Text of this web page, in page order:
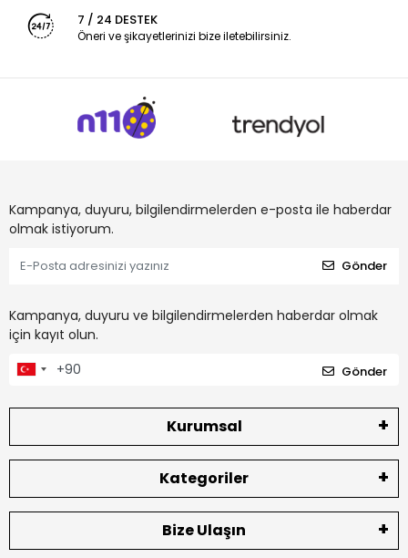
7 / 24 DESTEK
Öneri ve şikayetlerinizi bize iletebilirsiniz.
Kampanya, duyuru, bilgilendirmelerden e-posta ile haberdar
olmak istiyorum.
Gönder
Kampanya, duyuru ve bilgilendirmelerden haberdar olmak
için kayıt olun.
Gönder
Kurumsal
Kategoriler
Bize Ulaşın